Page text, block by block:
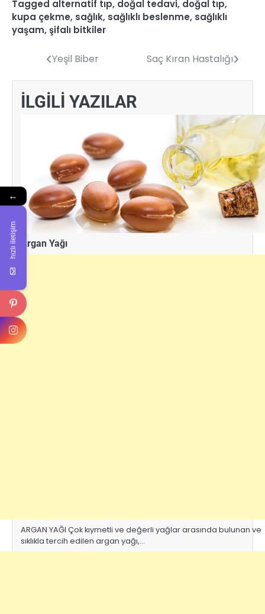
Tagged alternatif tıp, doğal tedavi, doğal tıp,
kupa çekme, sağlık, sağlıklı beslenme, sağlıklı
yaşam, şifalı bitkiler
gezinmesi
Yeşil Biber Saç Kıran Hastalığı
İLGİLİ YAZILAR
Argan Yağı
ARGAN YAĞI Çok kıymetli ve değerli yağlar arasında bulunan ve
sıklıkla tercih edilen argan yağı,…
←
hızlı iletişim